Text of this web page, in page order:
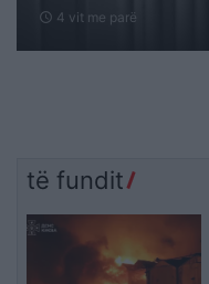
schedule 4 vit me parë
të fundit